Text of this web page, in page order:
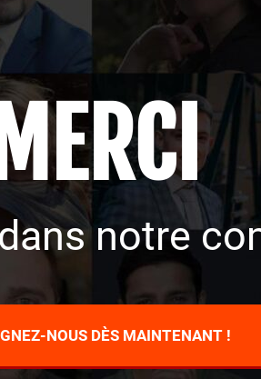
notre
NOUS DÈS MAINTENANT !